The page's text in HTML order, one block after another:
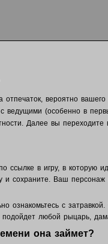
вероятно
ведущими (особенно в
Далее вы
ссылке в игру, в которую
и сохраните. Ваш персонаж
ознакомьтесь с
любой рыцарь,
она займет?